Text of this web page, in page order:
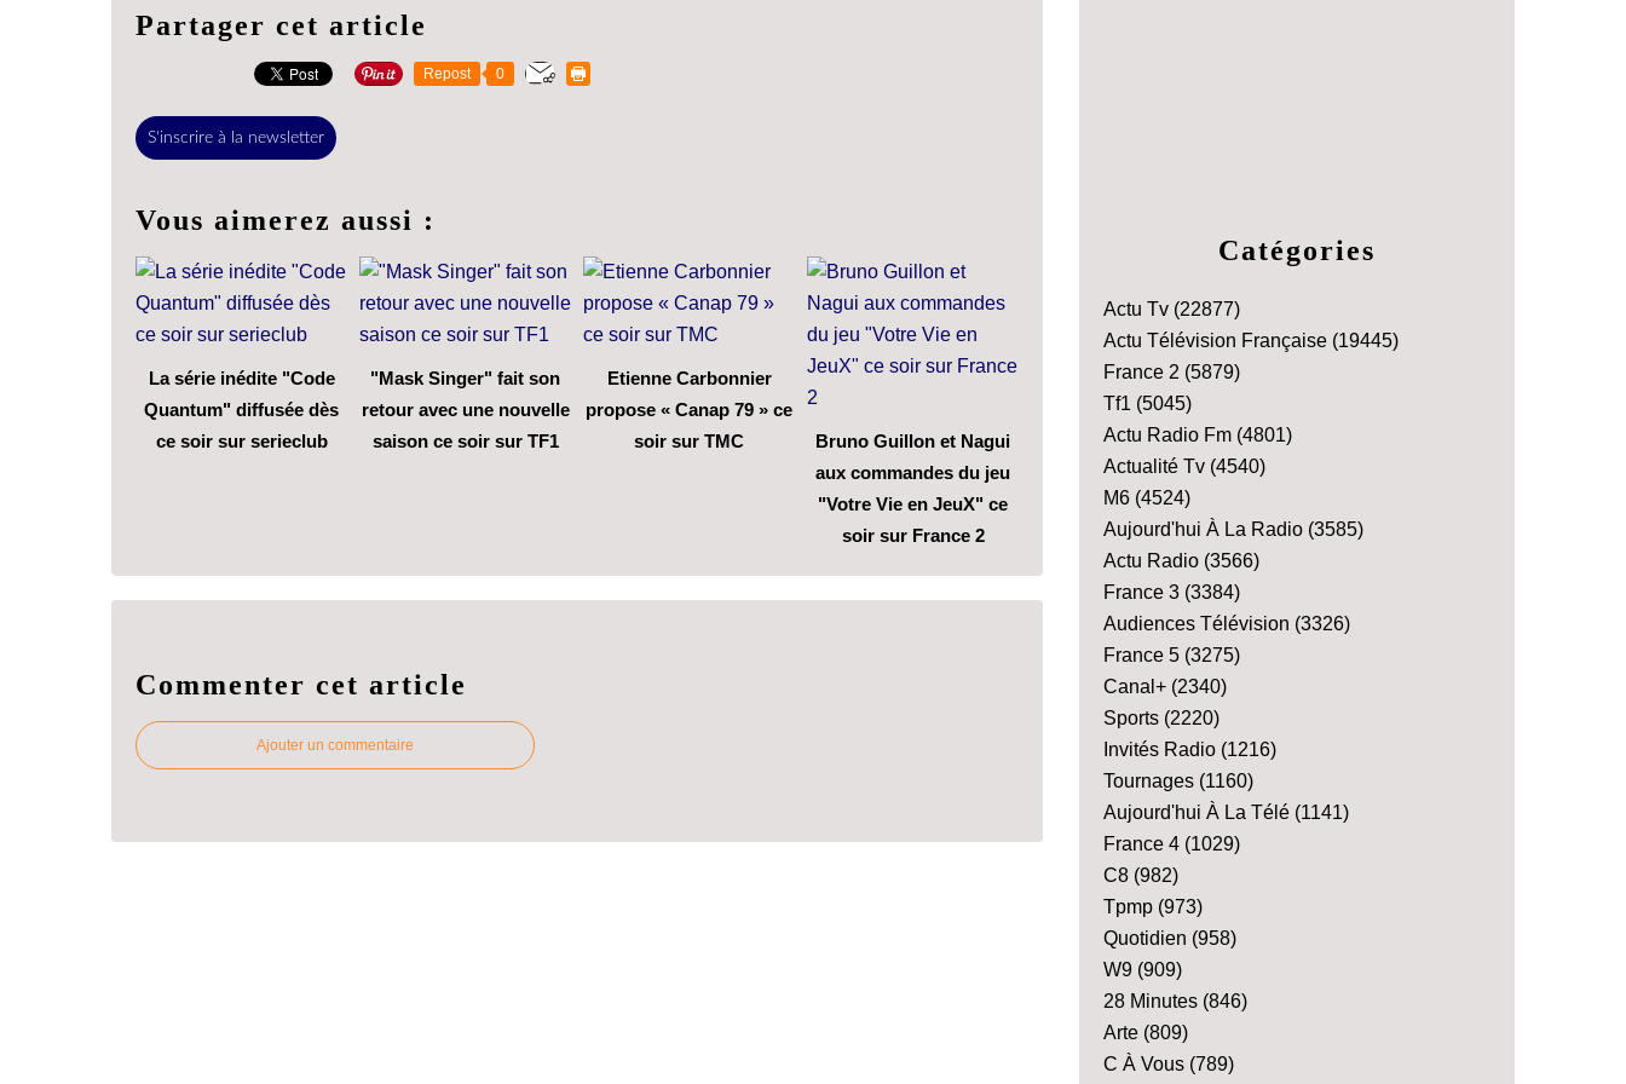
Partager cet article
Repost 0
S'inscrire à la newsletter
Vous aimerez aussi :
La série inédite "Code
Quantum" diffusée dès
ce soir sur serieclub
"Mask Singer" fait son
retour avec une nouvelle
saison ce soir sur TF1
Etienne Carbonnier
propose « Canap 79 » ce
soir sur TMC
Bruno Guillon et Nagui
aux commandes du jeu
"Votre Vie en JeuX" ce
soir sur France 2
Commenter cet article
Ajouter un commentaire
Catégories
Actu Tv (22877)
Actu Télévision Française (19445)
France 2 (5879)
Tf1 (5045)
Actu Radio Fm (4801)
Actualité Tv (4540)
M6 (4524)
Aujourd'hui À La Radio (3585)
Actu Radio (3566)
France 3 (3384)
Audiences Télévision (3326)
France 5 (3275)
Canal+ (2340)
Sports (2220)
Invités Radio (1216)
Tournages (1160)
Aujourd'hui À La Télé (1141)
France 4 (1029)
C8 (982)
Tpmp (973)
Quotidien (958)
W9 (909)
28 Minutes (846)
Arte (809)
C À Vous (789)